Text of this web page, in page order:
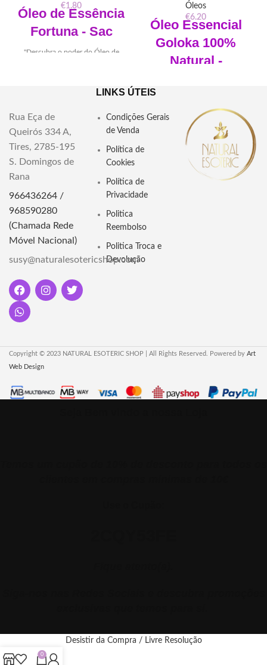
€1.80
Óleo de Essência
Fortuna - Sac
"Descubra o poder do Óleo de
ritualístico e integração com
e prosperidade em sua vida."
Óleo de Fragrância
Óleos
€6.20
Óleo Essencial
Goloka 100%
Natural -
Material:
Óleo Essencial e
Vidro
Diluição: 100% Puro
Vegano:Sim
Livre de crueldade animal:Sim
Conheça suas propriedades
Rua Eça de
Queirós 334 A,
Tires, 2785-195
S. Domingos de
Rana
966436264 /
968590280
(Chamada Rede
Móvel Nacional)
susy@naturalesotericshop.com
LINKS ÚTEIS
Condições Gerais
de Venda
Política de
Cookies
Política de
Privacidade
Politica
Reembolso
Politica Troca e
Devolução
Copyright © 2023 NATURAL ESOTERIC SHOP | All Rights Reserved. Powered by Art
Web Design
0
Desistir da Compra / Livre Resolução